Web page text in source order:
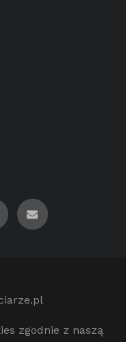
zgodnie z naszą